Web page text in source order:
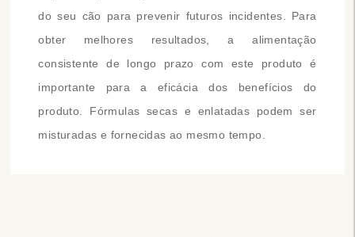
do seu cão para prevenir futuros incidentes. Para
obter melhores resultados, a alimentação
consistente de longo prazo com este produto é
importante para a eficácia dos benefícios do
produto. Fórmulas secas e enlatadas podem ser
misturadas e fornecidas ao mesmo tempo.